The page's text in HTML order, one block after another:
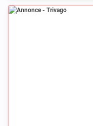
Annonce